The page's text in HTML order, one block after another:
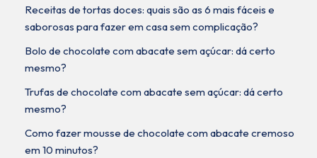
Receitas de tortas doces: quais são as 6 mais fáceis e
saborosas para fazer em casa sem complicação?
Bolo de chocolate com abacate sem açúcar: dá certo
mesmo?
Trufas de chocolate com abacate sem açúcar: dá certo
mesmo?
Como fazer mousse de chocolate com abacate cremoso
em 10 minutos?